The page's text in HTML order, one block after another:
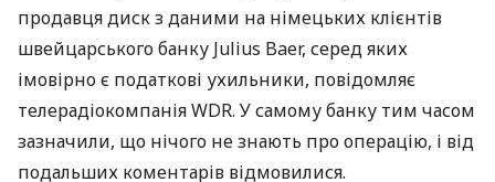
продавця диск з даними на німецьких клієнтів
швейцарського банку Julius Baer, серед яких
імовірно є податкові ухильники, повідомляє
телерадіокомпанія WDR. У самому банку тим часом
зазначили, що нічого не знають про операцію, і від
подальших коментарів відмовилися.